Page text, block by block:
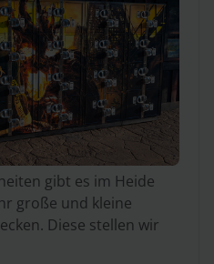
gibt es im Heide
große und kleine
Diese stellen wir